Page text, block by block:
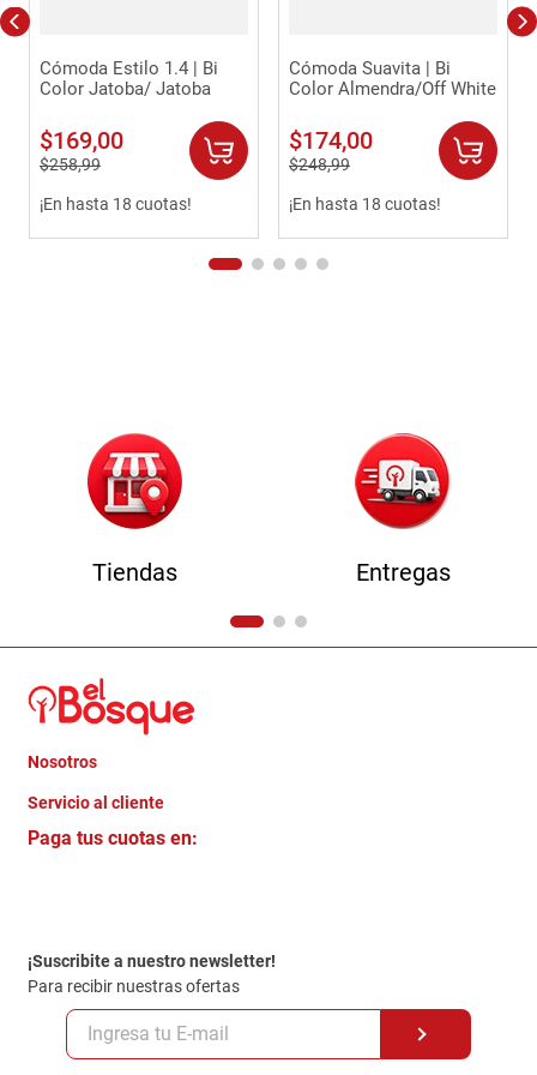
Cómoda Estilo 1.4 | Bi
Color Jatoba/ Jatoba
$169,00
$258,99
¡En hasta 18 cuotas!
Cómoda Suavita | Bi
Color Almendra/Off White
$174,00
$248,99
¡En hasta 18 cuotas!
Tiendas Entregas
Nosotros
Quienes somos
Trabaja con Nosotros
Servicio al cliente
Crédito Directo
Politica de Privacidad
Políticas y condiciones GiftCard
Formas de Pago
Paga tus cuotas en:
¡Suscribite a nuestro newsletter!
Para recibir nuestras ofertas